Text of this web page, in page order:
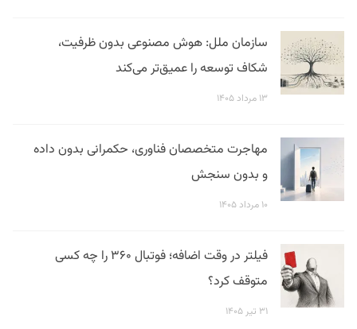
سازمان ملل: هوش مصنوعی بدون ظرفیت،
شکاف توسعه را عمیق‌تر می‌کند
۱۳ مرداد ۱۴۰۵
مهاجرت متخصصان فناوری، حکمرانی بدون داده
و بدون سنجش
۱۰ مرداد ۱۴۰۵
فیلتر در وقت اضافه؛ فوتبال ۳۶۰ را چه کسی
متوقف کرد؟
۳۱ تیر ۱۴۰۵